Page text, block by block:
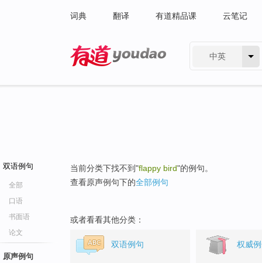
词典 翻译 有道精品课 云笔记
中英
双语例句
全部
口语
书面语
论文
原声例句
当前分类下找不到"flappy bird"的例句。
查看原声例句下的全部例句
或者看看其他分类：
双语例句 权威